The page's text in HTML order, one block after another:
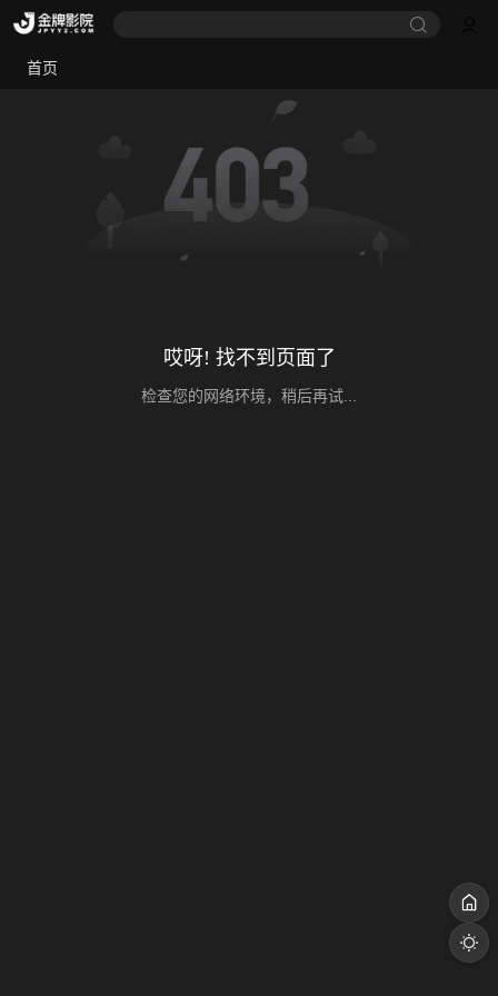
首页
哎呀! 找不到页面了
检查您的网络环境，稍后再试...